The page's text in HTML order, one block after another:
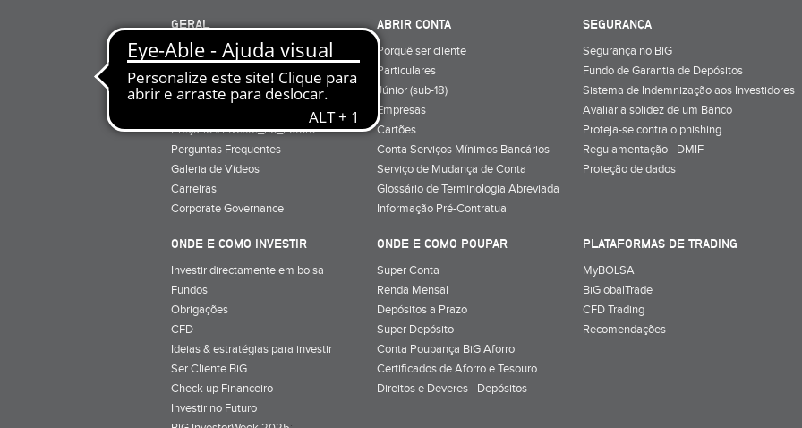
GERAL
Quem Somos
Preçário
Minha conta
Preçário #Investe_no_Futuro
Perguntas Frequentes
Galeria de Vídeos
Carreiras
Corporate Governance
ABRIR CONTA
Porquê ser cliente
Particulares
Júnior (sub-18)
Empresas
Cartões
Conta Serviços Mínimos Bancários
Serviço de Mudança de Conta
Glossário de Terminologia Abreviada
Informação Pré-Contratual
SEGURANÇA
Segurança no BiG
Fundo de Garantia de Depósitos
Sistema de Indemnização aos Investidores
Avaliar a solidez de um Banco
Proteja-se contra o phishing
Regulamentação - DMIF
Proteção de dados
ONDE E COMO INVESTIR
Investir directamente em bolsa
Fundos
Obrigações
CFD
Ideias & estratégias para investir
Ser Cliente BiG
Check up Financeiro
Investir no Futuro
ONDE E COMO POUPAR
Super Conta
Renda Mensal
Depósitos a Prazo
Super Depósito
Conta Poupança BiG Aforro
Certificados de Aforro e Tesouro
Direitos e Deveres - Depósitos
PLATAFORMAS DE TRADING
MyBOLSA
BiGlobalTrade
CFD Trading
Recomendações